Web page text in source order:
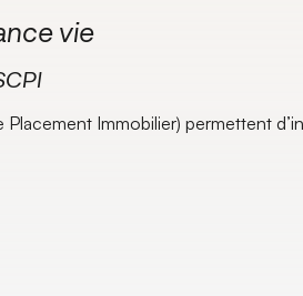
vie
Placement Immobilier) permettent